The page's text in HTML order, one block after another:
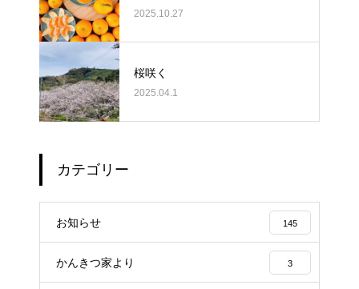
2025.10.27
桜咲く
2025.04.1
カテゴリー
お知らせ 145
かんきつ家より 3